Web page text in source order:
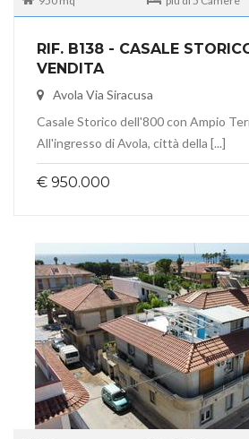
RIF. B138 - CASALE
VENDITA
Avola Via Siracusa
Casale Storico dell'800 con Ampio
All'ingresso di Avola, città della [...]
€ 950.000